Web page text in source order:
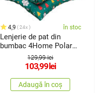
4,9 24x în stoc
Lenjerie de pat din
bumbac 4Home Polar
Bear, 140 x200 cm, 70 x
129,99 lei
103,99 lei
Adaugă în coș